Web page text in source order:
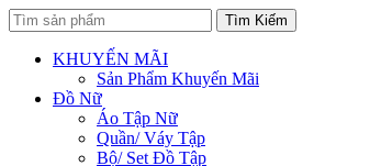
Tìm: Tìm Kiếm
KHUYẾN MÃI
Sản Phẩm Khuyến Mãi
Đồ Nữ
Áo Tập Nữ
Quần/ Váy Tập
Bộ/ Set Đồ Tập